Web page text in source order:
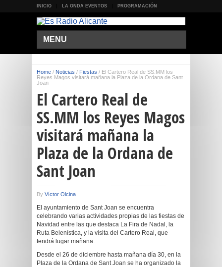
INICIO LA ONDA EVENTOS PROGRAMACIÓN
MENU
Home / Noticias / Fiestas / El Cartero Real de SS.MM los
Reyes Magos visitará mañana la Plaza de la Ordana de Sant
Joan
El Cartero Real de
SS.MM los Reyes Magos
visitará mañana la
Plaza de la Ordana de
Sant Joan
By Víctor Olcina
El ayuntamiento de Sant Joan se encuentra
celebrando varias actividades propias de las fiestas de
Navidad entre las que destaca La Fira de Nadal, la
Ruta Belenística, y la visita del Cartero Real, que
tendrá lugar mañana.
Desde el 26 de diciembre hasta mañana día 30, en la
Plaza de la Ordana de Sant Joan se ha organizado la